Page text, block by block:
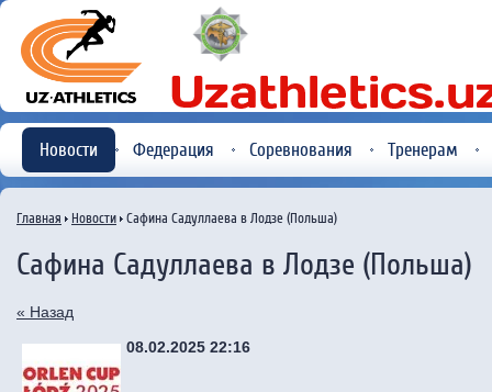
Новости Федерация Соревнования Тренерам
Главная Новости Сафина Садуллаева в Лодзе (Польша)
Сафина Садуллаева в Лодзе (Польша)
« Назад
08.02.2025 22:16